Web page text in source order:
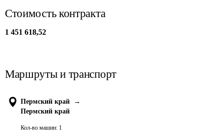
Стоимость контракта
1 451 618,52
Маршруты и транспорт
Пермский край
→
Пермский край
Кол-во машин: 1